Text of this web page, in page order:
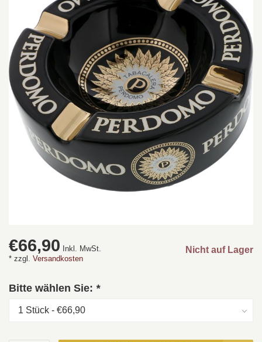
€66,90
Inkl. MwSt.
* zzgl. Versandkosten
Nicht auf Lager
Bitte wählen Sie: *